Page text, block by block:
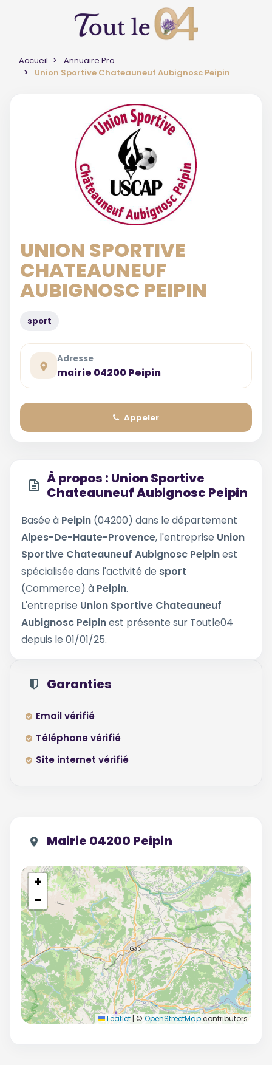
Accueil
Annuaire Pro
Union Sportive Chateauneuf Aubignosc Peipin
UNION SPORTIVE
CHATEAUNEUF
AUBIGNOSC PEIPIN
sport
Adresse
mairie 04200 Peipin
Appeler
À propos : Union Sportive
Chateauneuf Aubignosc Peipin
Basée à Peipin (04200) dans le département
Alpes-De-Haute-Provence, l'entreprise Union
Sportive Chateauneuf Aubignosc Peipinest
spécialisée dans l'activité de sport
(Commerce) à Peipin.
L'entreprise Union Sportive Chateauneuf
Aubignosc Peipinest présente sur Toutle04
depuis le 01/01/25.
Garanties
Email vérifié
Téléphone vérifié
Site internet vérifié
Mairie 04200 Peipin
+
−
Leaflet | © OpenStreetMapcontributors